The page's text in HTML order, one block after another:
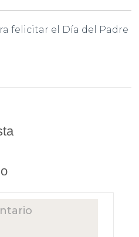
felicitar el Día del Padre